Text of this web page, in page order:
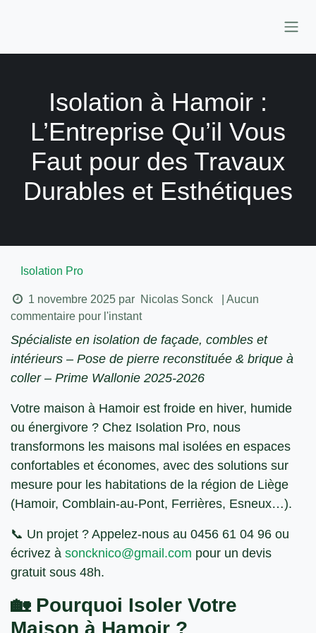
Isolation à Hamoir :
L’Entreprise Qu’il Vous
Faut pour des Travaux
Durables et Esthétiques
Isolation Pro
1 novembre 2025 par Nicolas Sonck
| Aucun
commentaire pour l'instant
Spécialiste en isolation de façade, combles et
intérieurs – Pose de pierre reconstituée & brique à
coller – Prime Wallonie 2025-2026
Votre maison à Hamoir est froide en hiver, humide
ou énergivore ? Chez Isolation Pro, nous
transformons les maisons mal isolées en espaces
confortables et économes, avec des solutions sur
mesure pour les habitations de la région de Liège
(Hamoir, Comblain-au-Pont, Ferrières, Esneux…).
📞 Un projet ? Appelez-nous au 0456 61 04 96 ou
écrivez à soncknico@gmail.com pour un devis
gratuit sous 48h.
🏡 Pourquoi Isoler Votre
Maison à Hamoir ?